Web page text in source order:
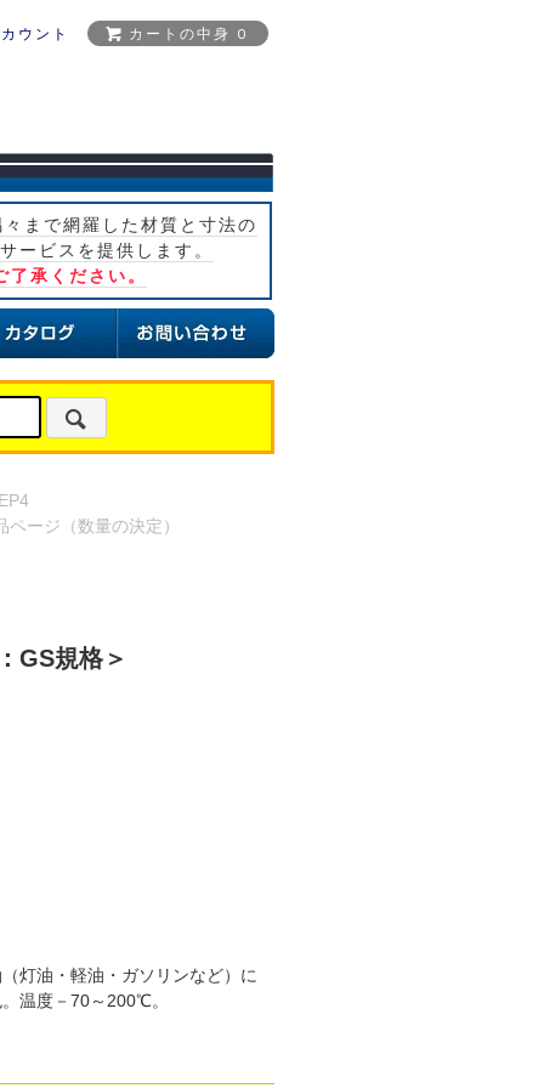
ウント カートの中身 0
まで網羅した材質と寸法の
ービスを提供します。
承ください。
ページ（数量の決定）
GS規格＞
灯油・軽油・ガソリンなど）に
温度－70～200℃。